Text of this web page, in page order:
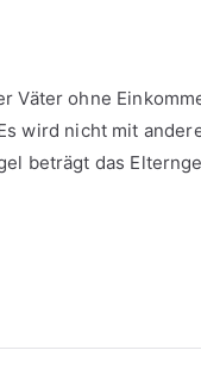
Väter ohne
wird nicht mit
beträgt das